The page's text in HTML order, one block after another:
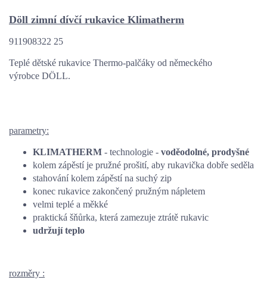
Döll zimní dívčí rukavice Klimatherm
911908322 25
Teplé dětské rukavice Thermo-palčáky od německého
výrobce DÖLL.
parametry:
KLIMATHERM - technologie - voděodolné, prodyšné
kolem zápěstí je pružné prošití, aby rukavička dobře seděla
stahování kolem zápěstí na suchý zip
konec rukavice zakončený pružným nápletem
velmi teplé a měkké
praktická šňůrka, která zamezuje ztrátě rukavic
udržují teplo
rozměry :